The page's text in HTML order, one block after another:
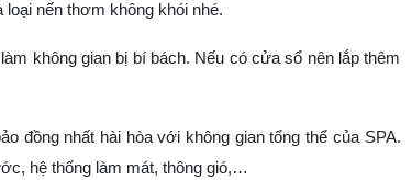
loại nến thơm không khói nhé.
không gian bị bí bách. Nếu có cửa sổ nên lắp thêm
đồng nhất hài hòa với không gian tổng thể của SPA.
hệ thống làm mát, thông gió,…